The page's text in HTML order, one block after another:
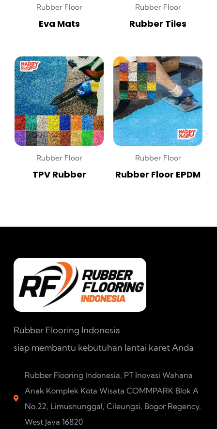
Rubber Floor
Eva Mats
Rubber Floor
Rubber Tiles
Rubber Floor
TPV Rubber
Rubber Floor
Rubber Floor EPDM
Rubber Flooring Indonesia
siap membantu kebutuhan lantai karet Anda
Rubber Flooring Indonesia, PT Inovasi Wahana
Anak Komplek Kota Wisata COMMPARK Blok A
No.22, Limusnunggal, Cileungsi, Bogor Regency,
West Java 16820